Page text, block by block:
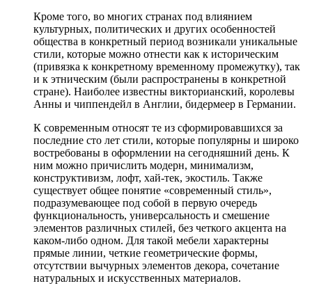
Кроме того, во многих странах под влиянием
культурных, политических и других особенностей
общества в конкретный период возникали уникальные
стили, которые можно отнести как к историческим
(привязка к конкретному временному промежутку), так
и к этническим (были распространены в конкретной
стране). Наиболее известны викторианский, королевы
Анны и чиппендейл в Англии, бидермеер в Германии.
К современным относят те из сформировавшихся за
последние сто лет стили, которые популярны и широко
востребованы в оформлении на сегодняшний день. К
ним можно причислить модерн, минимализм,
конструктивизм, лофт, хай-тек, экостиль. Также
существует общее понятие «современный стиль»,
подразумевающее под собой в первую очередь
функциональность, универсальность и смешение
элементов различных стилей, без четкого акцента на
каком-либо одном. Для такой мебели характерны
прямые линии, четкие геометрические формы,
отсутствии вычурных элементов декора, сочетание
натуральных и искусственных материалов.